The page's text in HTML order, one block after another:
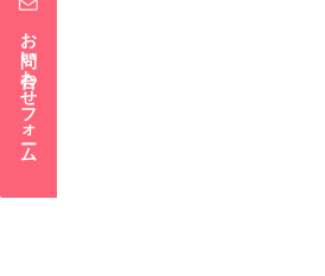
お問い合わせフォーム